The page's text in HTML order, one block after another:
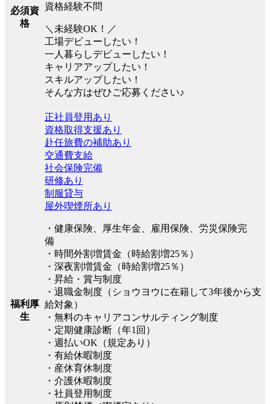
必須資
格
資格経験不問
＼未経験OK！／
工場デビューしたい！
一人暮らしデビューしたい！
キャリアアップしたい！
スキルアップしたい！
そんな方はぜひご応募ください♪
福利厚
生
正社員登用あり
資格取得支援あり
赴任旅費の補助あり
交通費支給
社会保険完備
研修あり
制服貸与
屋外喫煙所あり
・健康保険、厚生年金、雇用保険、労災保険完
備
・時間外割増賃金（時給割増25％）
・深夜割増賃金（時給割増25％）
・昇給・賞与制度
・退職金制度（ショウヨウに在籍して3年後から支
給対象）
・無料のキャリアコンサルティング制度
・定期健康診断（年1回）
・週払いOK（規定あり）
・有給休暇制度
・産休育休制度
・介護休暇制度
・社員登用制度